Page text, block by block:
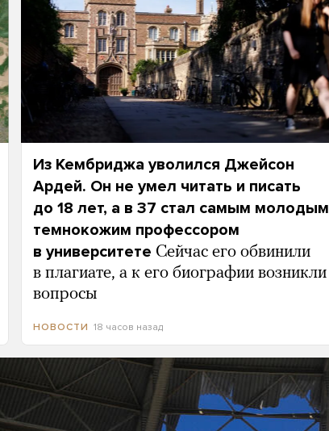
Из Кембриджа уволился Джейсон
Ардей. Он не умел читать и писать
до 18 лет, а в 37 стал самым молодым
темнокожим профессором
в университете Сейчас его обвинили
в плагиате, а к его биографии возникли
вопросы
НОВОСТИ 18 часов назад